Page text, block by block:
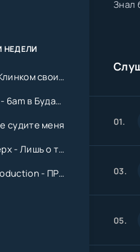
Знал
01.
03.
05.
НЕДЕЛИ
Ingvar - Клинком своим ударишь ты по сердцу мне
Og Buda - 6am в Будапеште
судите меня
Руки Вверх - Лишь о тебе мечтая (Remix cover Deep House)
Pasha Production - ПРАВДУ СКАЖИ